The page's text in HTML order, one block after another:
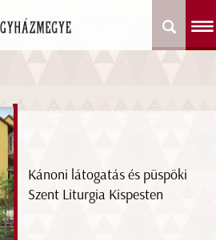
Kánoni látogatás és püspöki
Szent Liturgia Kispesten